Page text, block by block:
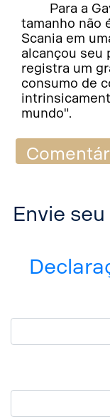
Para a
tamanho não
Scania em
alcançou seu
registra um
consumo de
mundo".
Envie